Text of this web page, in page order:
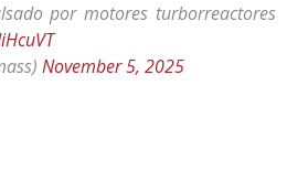
por motores turborreactores
November 5, 2025